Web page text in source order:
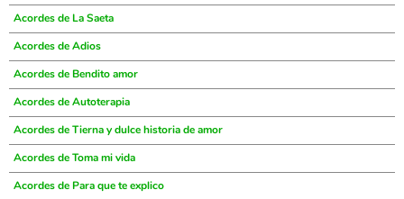
Acordes de La Saeta
Acordes de Adios
Acordes de Bendito amor
Acordes de Autoterapia
Acordes de Tierna y dulce historia de amor
Acordes de Toma mi vida
Acordes de Para que te explico